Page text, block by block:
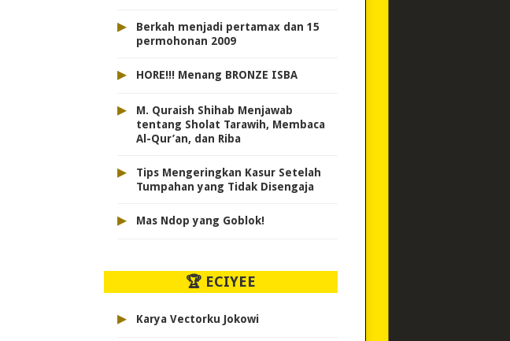
▸
Berkah menjadi pertamax dan 15
permohonan 2009
▸ HORE!!! Menang BRONZE ISBA
▸
M. Quraish Shihab Menjawab
tentang Sholat Tarawih, Membaca
Al-Qur’an, dan Riba
▸
Tips Mengeringkan Kasur Setelah
Tumpahan yang Tidak Disengaja
▸ Mas Ndop yang Goblok!
🏆 ECIYEE
▸ Karya Vectorku Jokowi